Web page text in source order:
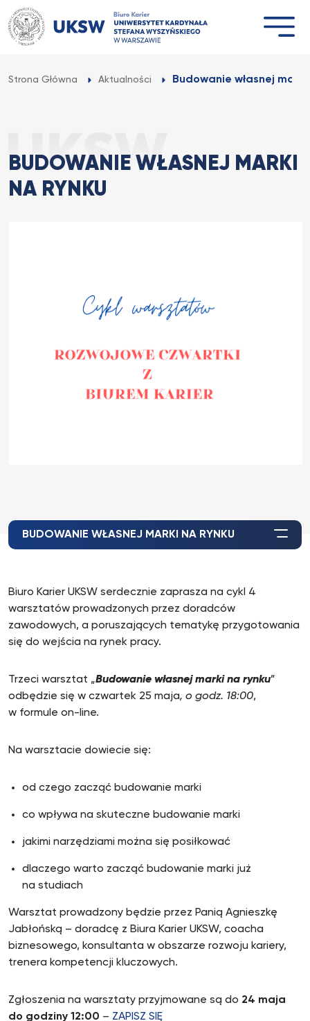
Przejdź
do
treści
Strona Główna Aktualności Budowanie własnej marki
BUDOWANIE WŁASNEJ MARKI
NA RYNKU
BUDOWANIE WŁASNEJ MARKI NA RYNKU
Biuro Karier UKSW serdecznie zaprasza na cykl 4
warsztatów prowadzonych przez doradców
zawodowych, a poruszających tematykę przygotowania
się do wejścia na rynek pracy.
Trzeci warsztat „Budowanie własnej marki na rynku”
odbędzie się w czwartek 25 maja, o godz. 18:00,
w formule on-line.
Na warsztacie dowiecie się:
od czego zacząć budowanie marki
co wpływa na skuteczne budowanie marki
jakimi narzędziami można się posiłkować
dlaczego warto zacząć budowanie marki już
na studiach
Warsztat prowadzony będzie przez Panią Agnieszkę
Jabłońską – doradcę z Biura Karier UKSW, coacha
biznesowego, konsultanta w obszarze rozwoju kariery,
trenera kompetencji kluczowych.
Zgłoszenia na warsztaty przyjmowane są do 24 maja
do godziny 12:00 – ZAPISZ SIĘ